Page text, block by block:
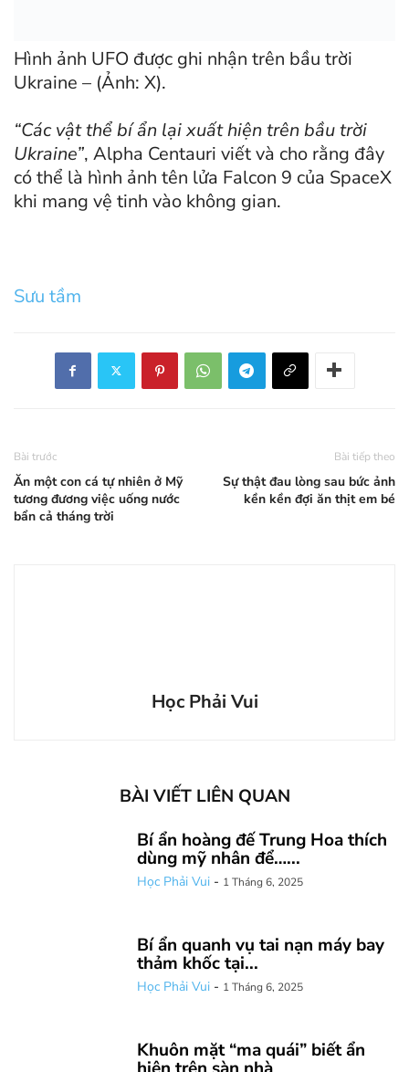
Hình ảnh UFO được ghi nhận trên bầu trời
Ukraine – (Ảnh: X).
“Các vật thể bí ẩn lại xuất hiện trên bầu trời
Ukraine”, Alpha Centauri viết và cho rằng đây
có thể là hình ảnh tên lửa Falcon 9 của SpaceX
khi mang vệ tinh vào không gian.
Sưu tầm
Bài trước
Ăn một con cá tự nhiên ở Mỹ
tương đương việc uống nước
bẩn cả tháng trời
Bài tiếp theo
Sự thật đau lòng sau bức ảnh
kền kền đợi ăn thịt em bé
Học Phải Vui
BÀI VIẾT LIÊN QUAN
Bí ẩn hoàng đế Trung Hoa thích
dùng mỹ nhân để…...
Học Phải Vui - 1 Tháng 6, 2025
Bí ẩn quanh vụ tai nạn máy bay
thảm khốc tại...
Học Phải Vui - 1 Tháng 6, 2025
Khuôn mặt “ma quái” biết ẩn